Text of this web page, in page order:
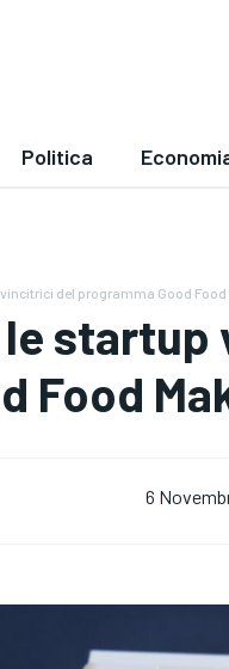
Politica
del programma Good Food
Food
6